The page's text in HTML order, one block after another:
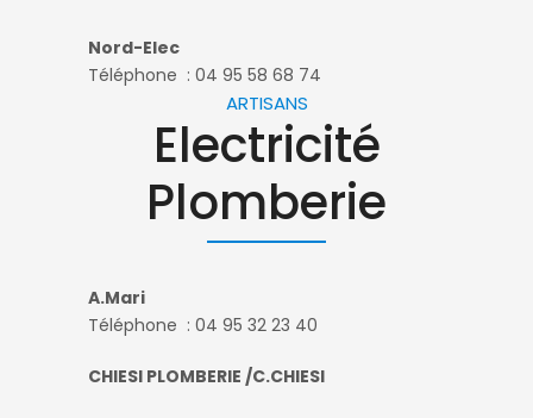
Nord-Elec
Téléphone : 04 95 58 68 74
ARTISANS
Electricité
Plomberie
A.Mari
Téléphone : 04 95 32 23 40
CHIESI PLOMBERIE /C.CHIESI